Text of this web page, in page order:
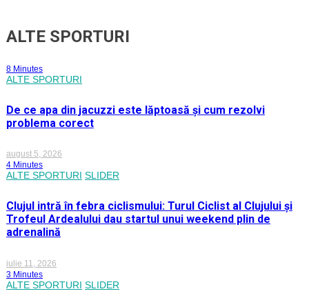
ALTE SPORTURI
8 Minutes
ALTE SPORTURI
De ce apa din jacuzzi este lăptoasă și cum rezolvi
problema corect
august 5, 2026
4 Minutes
ALTE SPORTURI SLIDER
Clujul intră în febra ciclismului: Turul Ciclist al Clujului și
Trofeul Ardealului dau startul unui weekend plin de
adrenalină
iulie 11, 2026
3 Minutes
ALTE SPORTURI SLIDER